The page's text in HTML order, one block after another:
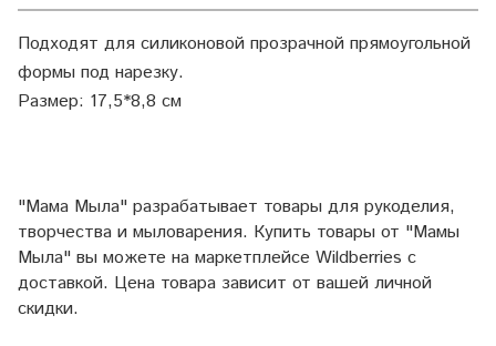
Подходят для силиконовой прозрачной прямоугольной
формы под нарезку.
Размер: 17,5*8,8 см
"Мама Мыла" разрабатывает товары для рукоделия,
творчества и мыловарения. Купить товары от "Мамы
Мыла" вы можете на маркетплейсе Wildberries с
доставкой. Цена товара зависит от вашей личной
скидки.